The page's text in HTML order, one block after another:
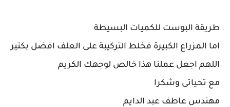
طريقة البوست للكميات البسيطة
اما المزراع الكبيرة فخلط التركيبة على العلف افضل بكتير
اللهم اجعل عملنا هذا خالص لوجهك الكريم
مع تحياتى وشكرا
مهندس عاطف عبد الدايم